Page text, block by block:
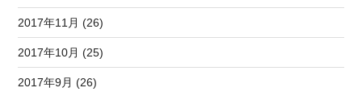
2017年11月 (26)
2017年10月 (25)
2017年9月 (26)